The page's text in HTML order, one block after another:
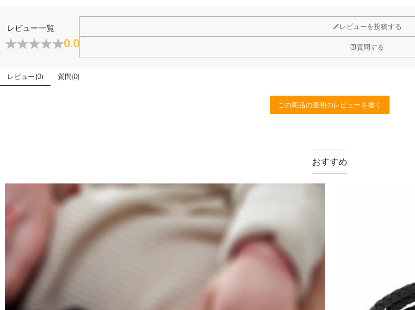
レビュー一覧
0.0
レビューを投稿する
質問する
レビュー(0) 質問(0)
この商品の最初のレビューを書く
ジュエリーについて
店頭や実店舗とかありますか？
店舗に費やす家賃や保険、人的労力等のコストを節約して、商品自身が値下げできるために、現在はオンラインストアのみ運
輝きと高い硬度を誇る最高級品質グレード5Aのキューピッドジルコニアを使用しており、その中でも専門の職人によるカッ
こちらの商品を身に付けると、肌が緑色に変色しますか？
納期=製作作業時間+配送時間 受注製作品のため、ご入金を確認してから制作となります。大量生産品ではなく、一つ一つ手
配送についてまでご確認ください。.
ご注文の納品書・領収書といった明細書は商品に同梱しておりません。領収書発行をご希望の場合は、ご注文明細をメールにて
商品を海外へ直接発送することは可能でしょうか。
はい、対応可能です。海外配送をご希望の場合は、カスタマーサポートまで詳しい海外配送先情報をお送りください。配送先
が発生する場合がございます。
返品・交換はできますか？
お客様が商品受け取り後、60日以内の未使用品の返品は可能です。受注生産品のため、返品は50%の返品手数料(材料費)が発生
注文＆支払いについて
注文後に注文の内容を変更できますか？
もし注文確認メールをご確認後、注文内容に間違いでもありましたら、至急カスタマーサポート【Eメール：
Drawelryからのメールが届きません。
Drawelryからのメールが届いていない場合、次の可能性が考えられます。原因①迷惑メールフォルダに移動されている。解決
支払方法は何がありますか？
おすすめ